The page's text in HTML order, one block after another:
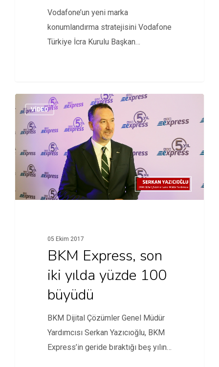
Vodafone’un yeni marka
konumlandırma stratejisini Vodafone
Türkiye İcra Kurulu Başkan
VİDEO
05 Ekim 2017
BKM Express, son
iki yılda yüzde 100
büyüdü
BKM Dijital Çözümler Genel Müdür
Yardımcısı Serkan Yazıcıoğlu, BKM
Express’in geride bıraktığı beş yılın